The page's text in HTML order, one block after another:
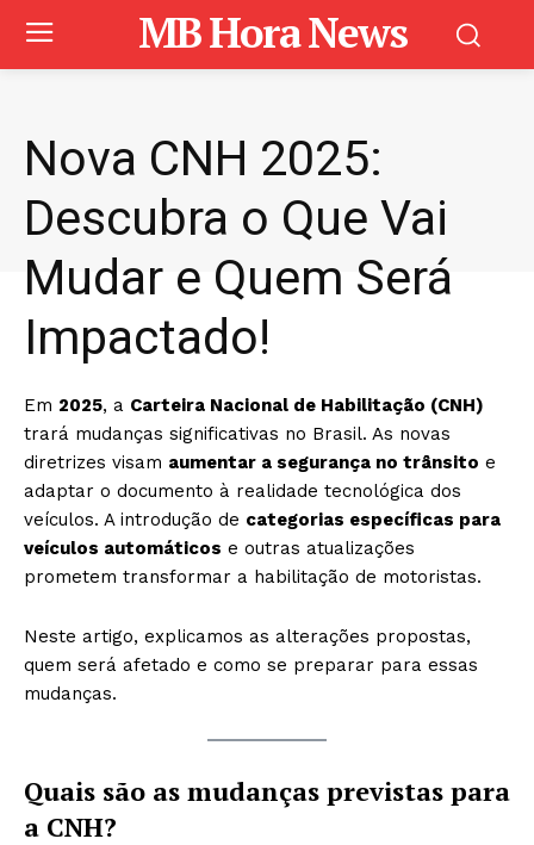
MB Hora News
Nova CNH 2025:
Descubra o Que Vai
Mudar e Quem Será
Impactado!
Em 2025, a Carteira Nacional de Habilitação (CNH)
trará mudanças significativas no Brasil. As novas
diretrizes visam aumentar a segurança no trânsito e
adaptar o documento à realidade tecnológica dos
veículos. A introdução de categorias específicas para
veículos automáticos e outras atualizações
prometem transformar a habilitação de motoristas.
Neste artigo, explicamos as alterações propostas,
quem será afetado e como se preparar para essas
mudanças.
Quais são as mudanças previstas para
a CNH?